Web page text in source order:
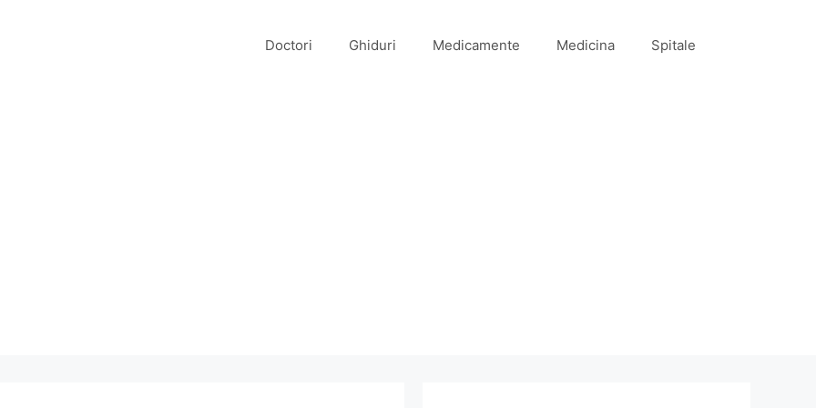
Doctori Ghiduri Medicamente Medicina Spitale